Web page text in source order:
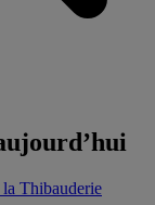
Thibauderie